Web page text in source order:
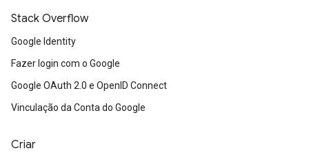
Stack Overflow
Google Identity
Fazer login com o Google
Google OAuth 2.0 e OpenID Connect
Vinculação da Conta do Google
Criar